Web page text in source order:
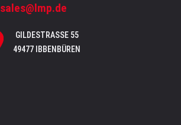
sales@lmp.de
GILDESTRASSE 55
49477 IBBENBÜREN